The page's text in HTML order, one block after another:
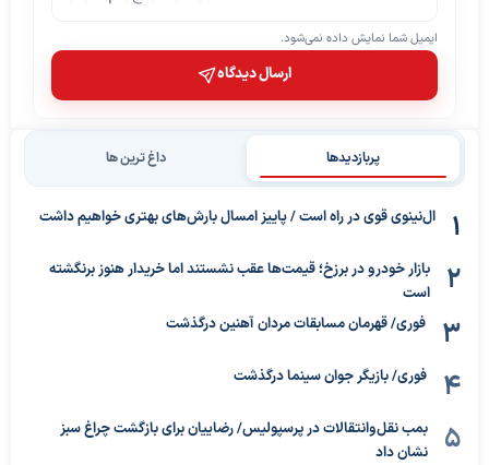
ایمیل شما نمایش داده نمی‌شود.
ارسال دیدگاه
پربازدیدها داغ ترین ها
ال‌نینوی قوی در راه است / پاییز امسال بارش‌های بهتری خواهیم داشت
بازار خودرو در برزخ؛ قیمت‌ها عقب نشستند اما خریدار هنوز برنگشته
است
فوری/ قهرمان مسابقات مردان آهنین درگذشت
فوری/ بازیگر جوان سینما درگذشت
بمب نقل‌وانتقالات در پرسپولیس/ رضاییان برای بازگشت چراغ سبز
نشان داد